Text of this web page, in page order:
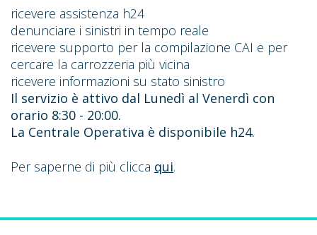
ricevere assistenza h24
denunciare i sinistri in tempo reale
ricevere supporto per la compilazione CAI e per
cercare la carrozzeria più vicina
ricevere informazioni su stato sinistro
Il servizio è attivo dal Lunedì al Venerdì con
orario 8:30 - 20:00.
La Centrale Operativa è disponibile h24.
Per saperne di più clicca qui.